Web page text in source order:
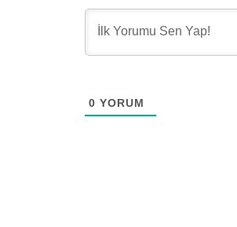
0 YORUM